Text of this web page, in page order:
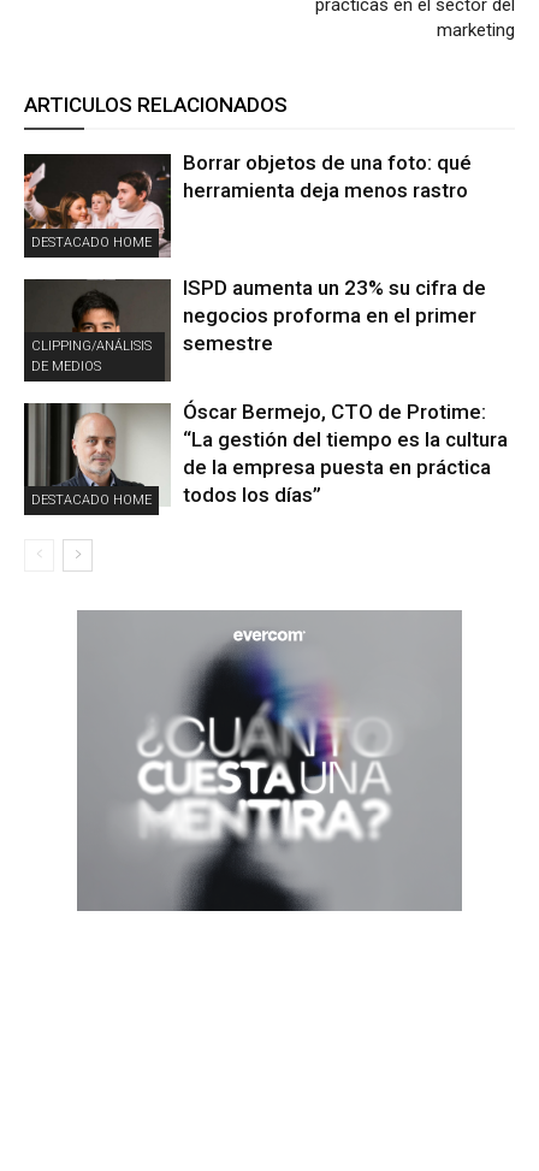
prácticas en el sector del
marketing
ARTICULOS RELACIONADOS
DESTACADO HOME
Borrar objetos de una foto: qué
herramienta deja menos rastro
CLIPPING/ANÁLISIS
DE MEDIOS
ISPD aumenta un 23% su cifra de
negocios proforma en el primer
semestre
DESTACADO HOME
Óscar Bermejo, CTO de Protime:
“La gestión del tiempo es la cultura
de la empresa puesta en práctica
todos los días”